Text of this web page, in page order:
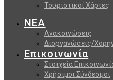
Τουριστικοί Χάρτες
ΝΕΑ
Ανακοινώσεις
Διοργανώσεις/
Επικοινωνία
Στοιχεία
Χρήσιμοι Σύνδεσμοι